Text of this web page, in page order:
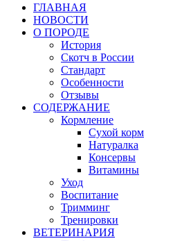
ГЛАВНАЯ
НОВОСТИ
О ПОРОДЕ
История
Скотч в России
Стандарт
Особенности
Отзывы
СОДЕРЖАНИЕ
Кормление
Сухой корм
Натуралка
Консервы
Витамины
Уход
Воспитание
Тримминг
Тренировки
ВЕТЕРИНАРИЯ